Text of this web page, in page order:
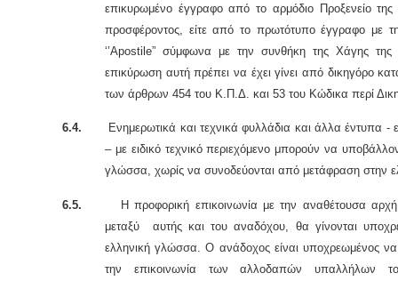
επικυρωμένο έγγραφο από το αρμόδιο Προξενείο
προσφέροντος, είτε από το πρωτότυπο έγγραφο με
‘’Apostile” σύμφωνα με την συνθήκη της Χάγης
επικύρωση αυτή πρέπει να έχει γίνει από δικηγόρο
των άρθρων 454 του Κ.Π.Δ. και 53 του Κώδικα περί
6.4. Ενημερωτικά και τεχνικά φυλλάδια και άλλα έντυπα -
– με ειδικό τεχνικό περιεχόμενο μπορούν να
γλώσσα, χωρίς να συνοδεύονται από μετάφραση στην
6.5. Η προφορική επικοινωνία με την αναθέτουσα
μεταξύ αυτής και του αναδόχου, θα γίνονται
ελληνική γλώσσα. Ο ανάδοχος είναι υποχρεωμένος να
την επικοινωνία των αλλοδαπών υπαλλήλων